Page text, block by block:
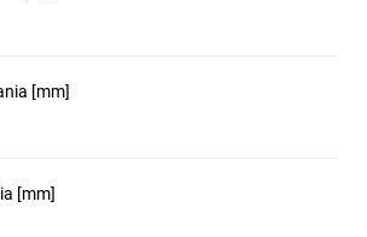
[mm]
[mm]